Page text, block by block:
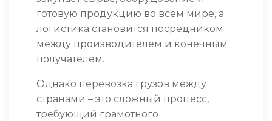
готовую продукцию во всем мире, а
логистика становится посредником
между производителем и конечным
получателем.
Однако перевозка грузов между
странами – это сложный процесс,
требующий грамотного